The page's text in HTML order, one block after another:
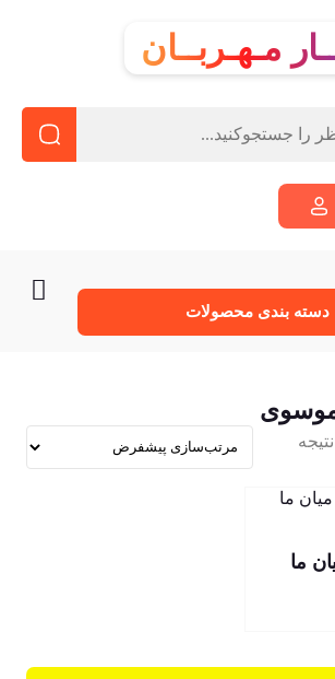
مـهـربــان
دسته‌ بندی محصولات
موسوی
ما